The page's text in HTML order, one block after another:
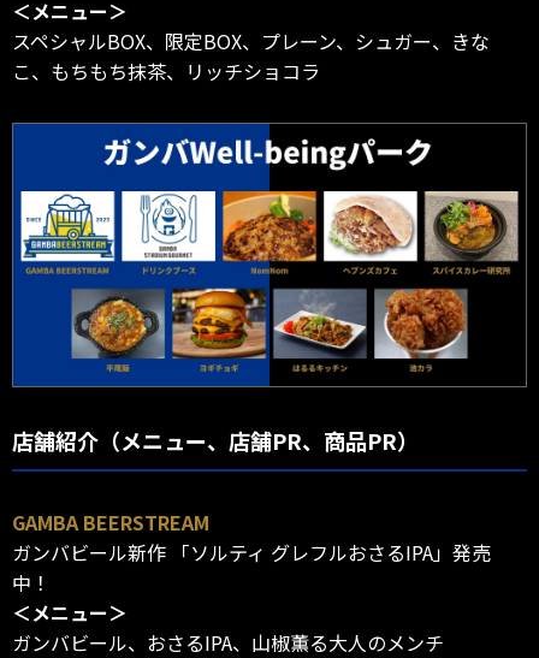
＜メニュー＞
スペシャルBOX、限定BOX、プレーン、シュガー、きな
こ、もちもち抹茶、リッチショコラ
店舗紹介（メニュー、店舗PR、商品PR）
GAMBA BEERSTREAM
ガンバビール新作 「ソルティ グレフルおさるIPA」発売
中！
＜メニュー＞
ガンバビール、おさるIPA、山椒薫る大人のメンチ